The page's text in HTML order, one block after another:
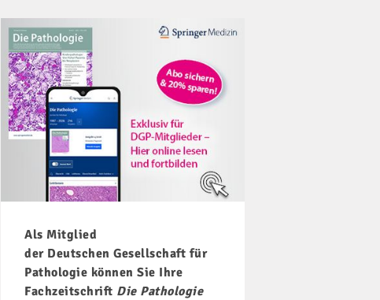
Als Mitglied
der Deutschen Gesellschaft für
Pathologie können Sie Ihre
Fachzeitschrift Die Pathologie